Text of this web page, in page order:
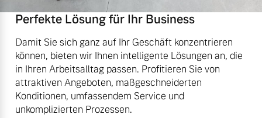
Perfekte Lösung für Ihr Business
Damit Sie sich ganz auf Ihr Geschäft konzentrieren
können, bieten wir Ihnen intelligente Lösungen an, die
in Ihren Arbeitsalltag passen. Profitieren Sie von
attraktiven Angeboten, maßgeschneiderten
Konditionen, umfassendem Service und
unkomplizierten Prozessen.